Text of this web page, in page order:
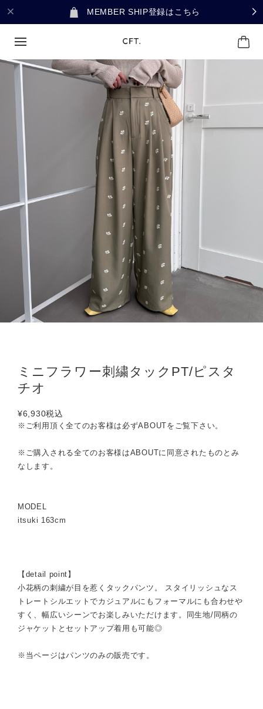
MEMBER SHIP登録はこちら
ミニフラワー刺繍タックPT/ピスタ
チオ
¥6,930税込
※ご利用頂く全てのお客様は必ずABOUTをご覧下さい。
※ご購入される全てのお客様はABOUTに同意されたものとみ
なします。
MODEL
itsuki 163cm
【detail point】
小花柄の刺繍が目を惹くタックパンツ。 スタイリッシュなス
トレートシルエットでカジュアルにもフォーマルにも合わせや
すく、幅広いシーンでお楽しみいただけます。同生地/同柄の
ジャケットとセットアップ着用も可能◎
※当ページはパンツのみの販売です。